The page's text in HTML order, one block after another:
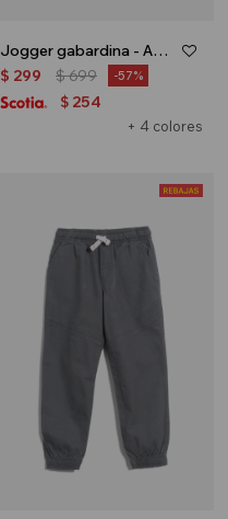
Jogger gabardina - Azul marino
+ 4 colores
$ 299 $699 57
$ 254